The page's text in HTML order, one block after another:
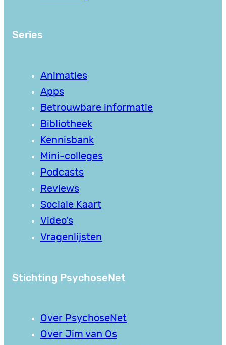
Series
Animaties
Apps
Betrouwbare informatie
Bibliotheek
Kennisbank
Mini-colleges
Podcasts
Reviews
Sociale Kaart
Video’s
Vragenlijsten
Stichting PsychoseNet
Over PsychoseNet
Over Jim van Os